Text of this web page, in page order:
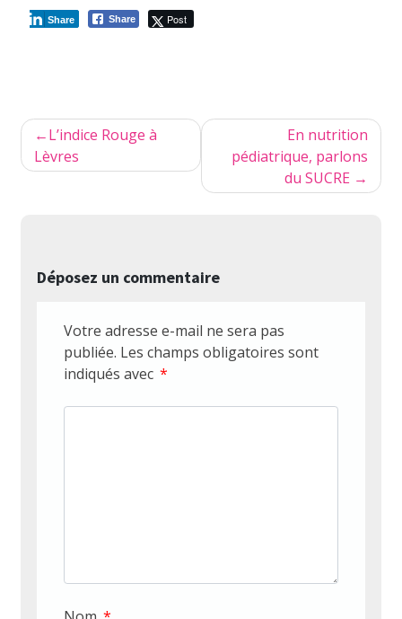
Share Post
Share
Navigation
de
L’indice Rouge à
Lèvres
En nutrition
pédiatrique, parlons
du SUCRE
Déposez un commentaire
Votre adresse e-mail ne sera pas
publiée. Les champs obligatoires sont
indiqués avec *